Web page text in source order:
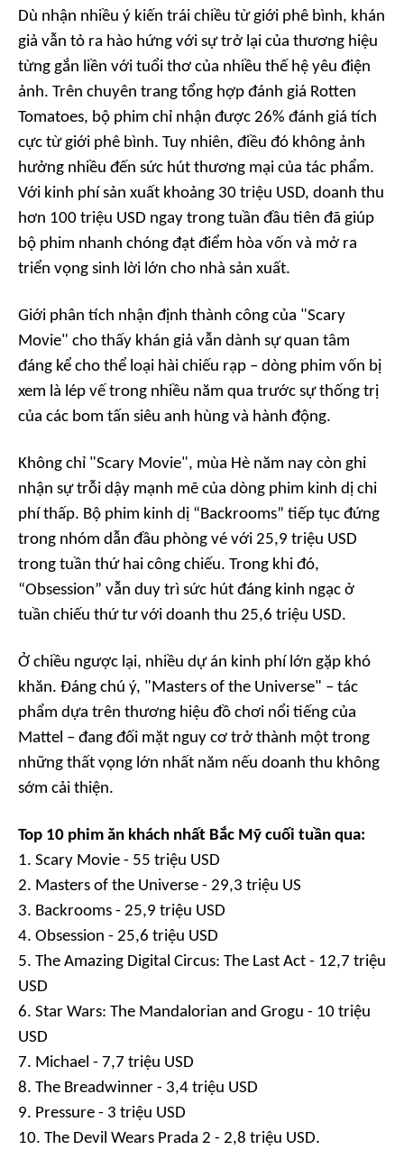
Dù nhận nhiều ý kiến trái chiều từ giới phê bình, khán
giả vẫn tỏ ra hào hứng với sự trở lại của thương hiệu
từng gắn liền với tuổi thơ của nhiều thế hệ yêu điện
ảnh. Trên chuyên trang tổng hợp đánh giá Rotten
Tomatoes, bộ phim chỉ nhận được 26% đánh giá tích
cực từ giới phê bình. Tuy nhiên, điều đó không ảnh
hưởng nhiều đến sức hút thương mại của tác phẩm.
Với kinh phí sản xuất khoảng 30 triệu USD, doanh thu
hơn 100 triệu USD ngay trong tuần đầu tiên đã giúp
bộ phim nhanh chóng đạt điểm hòa vốn và mở ra
triển vọng sinh lời lớn cho nhà sản xuất.
Giới phân tích nhận định thành công của "Scary
Movie" cho thấy khán giả vẫn dành sự quan tâm
đáng kể cho thể loại hài chiếu rạp – dòng phim vốn bị
xem là lép vế trong nhiều năm qua trước sự thống trị
của các bom tấn siêu anh hùng và hành động.
Không chỉ "Scary Movie", mùa Hè năm nay còn ghi
nhận sự trỗi dậy mạnh mẽ của dòng phim kinh dị chi
phí thấp. Bộ phim kinh dị “Backrooms” tiếp tục đứng
trong nhóm dẫn đầu phòng vé với 25,9 triệu USD
trong tuần thứ hai công chiếu. Trong khi đó,
“Obsession” vẫn duy trì sức hút đáng kinh ngạc ở
tuần chiếu thứ tư với doanh thu 25,6 triệu USD.
Ở chiều ngược lại, nhiều dự án kinh phí lớn gặp khó
khăn. Đáng chú ý, "Masters of the Universe" – tác
phẩm dựa trên thương hiệu đồ chơi nổi tiếng của
Mattel – đang đối mặt nguy cơ trở thành một trong
những thất vọng lớn nhất năm nếu doanh thu không
sớm cải thiện.
Top 10 phim ăn khách nhất Bắc Mỹ cuối tuần qua:
1. Scary Movie - 55 triệu USD
2. Masters of the Universe - 29,3 triệu US
3. Backrooms - 25,9 triệu USD
4. Obsession - 25,6 triệu USD
5. The Amazing Digital Circus: The Last Act - 12,7 triệu
USD
6. Star Wars: The Mandalorian and Grogu - 10 triệu
USD
7. Michael - 7,7 triệu USD
8. The Breadwinner - 3,4 triệu USD
9. Pressure - 3 triệu USD
10. The Devil Wears Prada 2 - 2,8 triệu USD.